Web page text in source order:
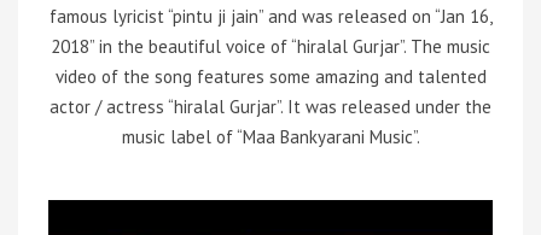
famous lyricist “pintu ji jain” and was released on “Jan 16,
2018” in the beautiful voice of “hiralal Gurjar”. The music
video of the song features some amazing and talented
actor / actress “hiralal Gurjar”. It was released under the
music label of “Maa Bankyarani Music”.